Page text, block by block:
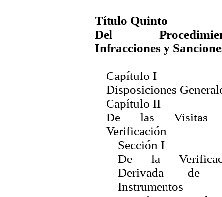
Título Quinto
Del
Infracciones y
Capítulo I
Disposiciones
Capítulo II
De las Visitas
Verificación
Sección I
De la
Derivada de
Instrumentos